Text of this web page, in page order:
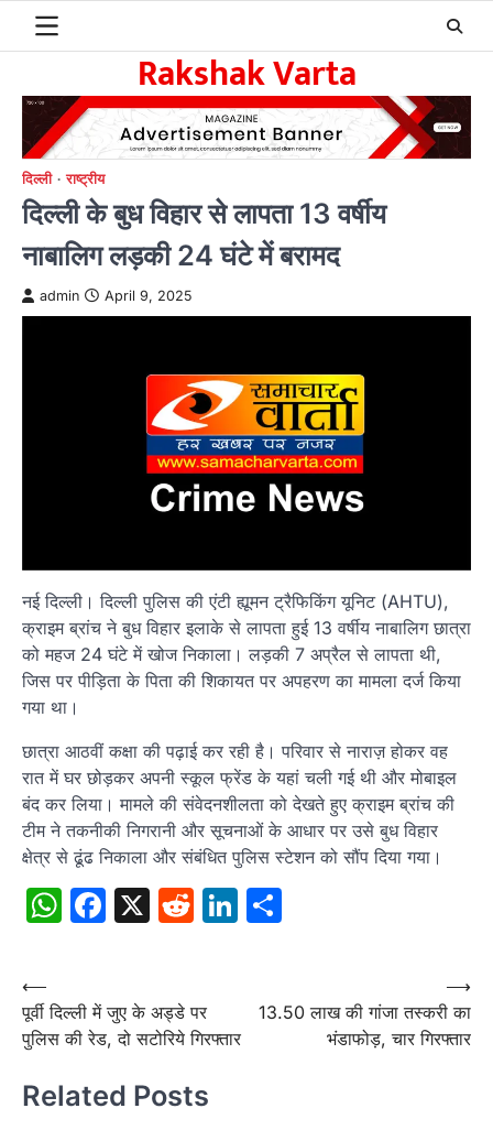
Rakshak Varta
दिल्ली राष्ट्रीय
दिल्ली के बुध विहार से लापता 13 वर्षीय
नाबालिग लड़की 24 घंटे में बरामद
admin April 9, 2025
नई दिल्ली। दिल्ली पुलिस की एंटी ह्यूमन ट्रैफिकिंग यूनिट (AHTU),
क्राइम ब्रांच ने बुध विहार इलाके से लापता हुई 13 वर्षीय नाबालिग छात्रा
को महज 24 घंटे में खोज निकाला। लड़की 7 अप्रैल से लापता थी,
जिस पर पीड़िता के पिता की शिकायत पर अपहरण का मामला दर्ज किया
गया था।
छात्रा आठवीं कक्षा की पढ़ाई कर रही है। परिवार से नाराज़ होकर वह
रात में घर छोड़कर अपनी स्कूल फ्रेंड के यहां चली गई थी और मोबाइल
बंद कर लिया। मामले की संवेदनशीलता को देखते हुए क्राइम ब्रांच की
टीम ने तकनीकी निगरानी और सूचनाओं के आधार पर उसे बुध विहार
क्षेत्र से ढूंढ निकाला और संबंधित पुलिस स्टेशन को सौंप दिया गया।
WhatsApp
Facebook
X RedditLinkedIn
Post
navigation
⟵
पूर्वी दिल्ली में जुए के अड्डे पर
पुलिस की रेड, दो सटोरिये गिरफ्तार
13.50 लाख की गांजा तस्करी का
भंडाफोड़, चार गिरफ्तार
⟶
Related Posts